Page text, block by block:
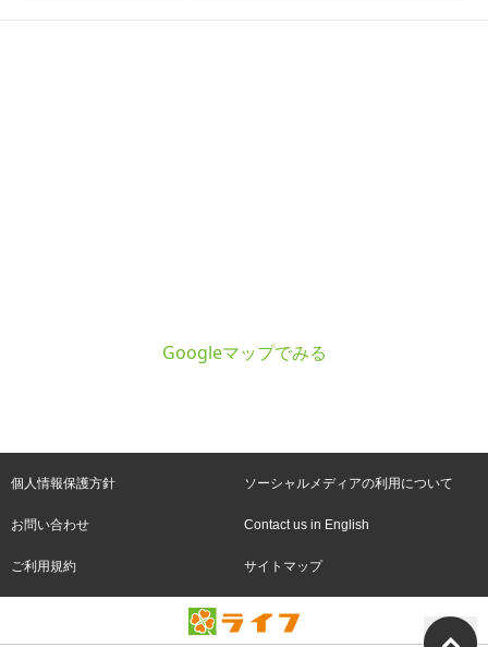
Googleマップでみる
個人情報保護方針 ソーシャルメディアの利用について
お問い合わせ Contact us in English
ご利用規約 サイトマップ